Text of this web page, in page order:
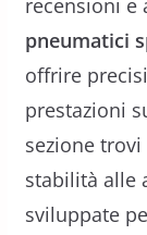
recensioni e
pneumatici
offrire
prestazioni
sezione
stabilità alle
sviluppate